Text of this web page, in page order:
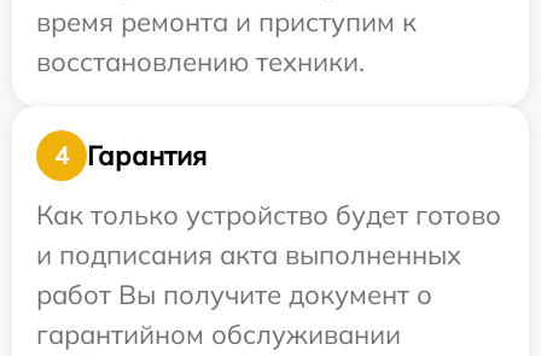
время ремонта и приступим к
восстановлению техники.
4
Гарантия
Как только устройство будет готово
и подписания акта выполненных
работ Вы получите документ о
гарантийном обслуживании